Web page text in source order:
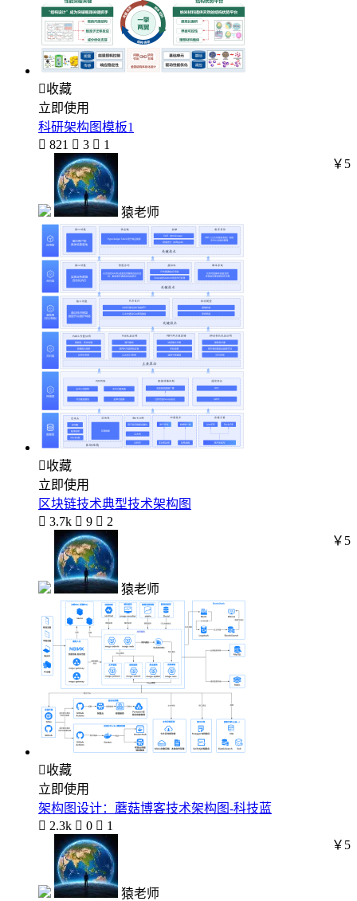
收藏
立即使用
科研架构图模板1
 821  3  1
猿老师
￥5
收藏
立即使用
区块链技术典型技术架构图
 3.7k  9  2
猿老师
￥5
收藏
立即使用
架构图设计：蘑菇博客技术架构图-科技蓝
 2.3k  0  1
猿老师
￥5